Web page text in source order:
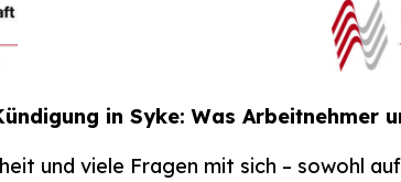
in Syke: Was Arbeitnehmer
und viele Fragen mit sich – sowohl